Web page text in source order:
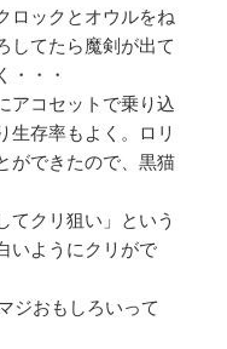
ロックとオウルをね
してたら魔剣が出て
・・・
アコセットで乗り込
生存率もよく。ロリ
ができたので、黒猫
てクリ狙い」という
いようにクリがで
ジおもしろいって